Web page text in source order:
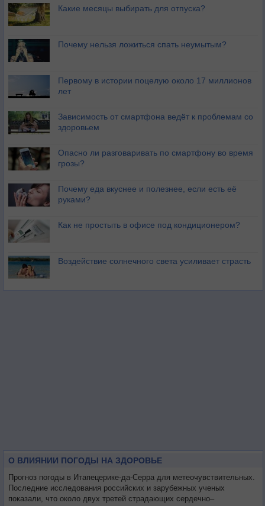
Какие месяцы выбирать для отпуска?
Почему нельзя ложиться спать неумытым?
Первому в истории поцелую около 17 миллионов
лет
Зависимость от смартфона ведёт к проблемам со
здоровьем
Опасно ли разговаривать по смартфону во время
грозы?
Почему еда вкуснее и полезнее, если есть её
руками?
Как не простыть в офисе под кондиционером?
Воздействие солнечного света усиливает страсть
О ВЛИЯНИИ ПОГОДЫ НА ЗДОРОВЬЕ
Прогноз погоды в Итапецерике-да-Серра для метеочувствительных.
Последние исследования российских и зарубежных ученых
показали, что около двух третей страдающих сердечно–